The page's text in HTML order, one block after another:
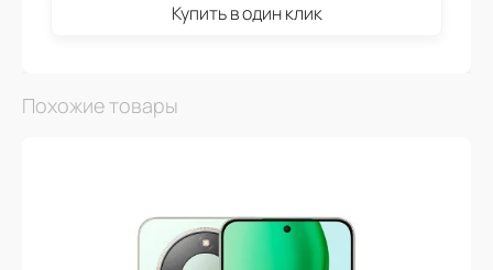
Купить в один клик
Похожие товары